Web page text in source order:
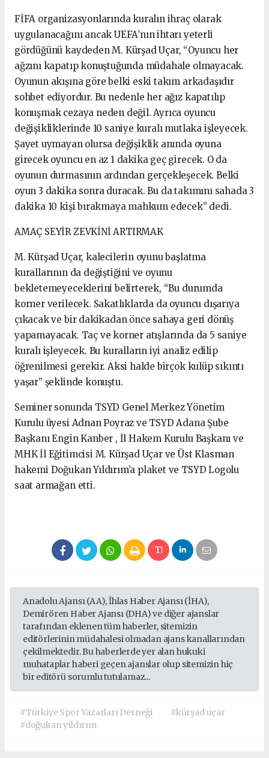
FİFA organizasyonlarında kuralın ihraç olarak
uygulanacağını ancak UEFA’nın ihtarı yeterli
gördüğünü kaydeden M. Kürşad Uçar, “Oyuncu her
ağzını kapatıp konuştuğunda müdahale olmayacak.
Oyunun akışına göre belki eski takım arkadaşıdır
sohbet ediyordur. Bu nedenle her ağız kapatılıp
konuşmak cezaya neden değil. Ayrıca oyuncu
değişikliklerinde 10 saniye kuralı mutlaka işleyecek.
Şayet uymayan olursa değişiklik anında oyuna
girecek oyuncu en az 1 dakika geç girecek. O da
oyunun durmasının ardından gerçekleşecek. Belki
oyun 3 dakika sonra duracak. Bu da takımını sahada 3
dakika 10 kişi bırakmaya mahkum edecek” dedi.
AMAÇ SEYİR ZEVKİNİ ARTIRMAK
M. Kürşad Uçar, kalecilerin oyunu başlatma
kurallarının da değiştiğini ve oyunu
bekletemeyeceklerini belirterek, “Bu durumda
korner verilecek. Sakatlıklarda da oyuncu dışarıya
çıkacak ve bir dakikadan önce sahaya geri dönüş
yapamayacak. Taç ve korner atışlarında da 5 saniye
kuralı işleyecek. Bu kuralların iyi analiz edilip
öğrenilmesi gerekir. Aksi halde birçok kulüp sıkıntı
yaşar” şeklinde konuştu.
Seminer sonunda TSYD Genel Merkez Yönetim
Kurulu üyesi Adnan Poyraz ve TSYD Adana Şube
Başkanı Engin Kanber , İl Hakem Kurulu Başkanı ve
MHK İl Eğitimcisi M. Kürşad Uçar ve Üst Klasman
hakemi Doğukan Yıldırım’a plaket ve TSYD Logolu
saat armağan etti.
Anadolu Ajansı (AA), İhlas Haber Ajansı (İHA),
Demirören Haber Ajansı (DHA) ve diğer ajanslar
tarafından eklenen tüm haberler, sitemizin
editörlerinin müdahalesi olmadan ajans kanallarından
çekilmektedir. Bu haberlerde yer alan hukuki
muhataplar haberi geçen ajanslar olup sitemizin hiç
bir editörü sorumlu tutulamaz...
#Türkiye Spor Yazarları Derneği
#kürşad uçar
#doğukan yıldırım